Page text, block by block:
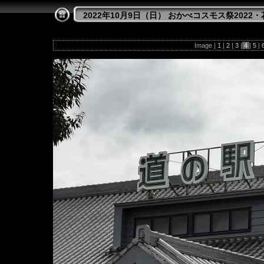
2022年10月9日（日） おかべコスモス祭2022・
Image | 1 | 2 | 3 | 4 | 5 |